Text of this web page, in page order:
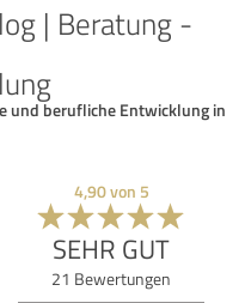
| Beratung -
und berufliche Entwicklung in
4,90von 5
SEHR GUT
21 Bewertungen